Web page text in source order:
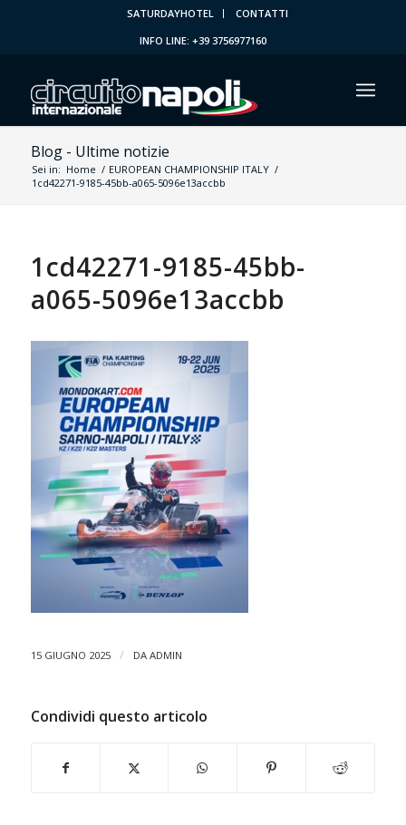
SATURDAYHOTEL
CONTATTI
INFO LINE: +39 3756977160
Blog - Ultime notizie
Sei in: Home / EUROPEAN CHAMPIONSHIP ITALY /
1cd42271-9185-45bb-a065-5096e13accbb
1cd42271-9185-45bb-
a065-5096e13accbb
15 GIUGNO 2025 / DA ADMIN
Condividi questo articolo